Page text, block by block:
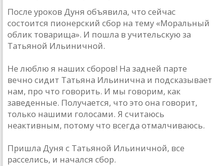
После уроков Дуня объявила, что сейчас
состоится пионерский сбор на тему «Моральный
облик товарища». И пошла в учительскую за
Татьяной Ильиничной.
Не люблю я наших сборов! На задней парте
вечно сидит Татьяна Ильинична и подсказывает
нам, про что говорить. И мы говорим, как
заведенные. Получается, что это она говорит,
только нашими голосами. Я считаюсь
неактивным, потому что всегда отмалчиваюсь.
Пришла Дуня с Татьяной Ильиничной, все
расселись, и начался сбор.